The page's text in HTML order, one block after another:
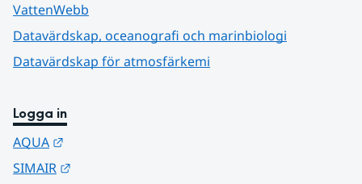
VattenWebb
Datavärdskap, oceanografi och marinbiologi
Datavärdskap för atmosfärkemi
Logga in
AQUA
SIMAIR